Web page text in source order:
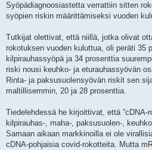
Syöpädiagnoosiastetta verrattiin sitten
syöpien riskin määrittämiseksi vuoden
Tutkijat olettivat, että niillä, jotka olivat
rokotuksen vuoden kuluttua, oli peräti 35
kilpirauhassyöpä ja 34 prosenttia
riski nousi keuhko- ja eturauhassyövän
Rinta- ja paksusuolensyövän riskit sen
maltillisemmin, 20 ja 28 prosenttia.
Tiedelehdessä he kirjoittivat, että
kilpirauhas-, maha-, paksusuolen-,
Samaan aikaan markkinoilla ei ole
cDNA-pohjaisia ​​covid-rokotteita. Mutta